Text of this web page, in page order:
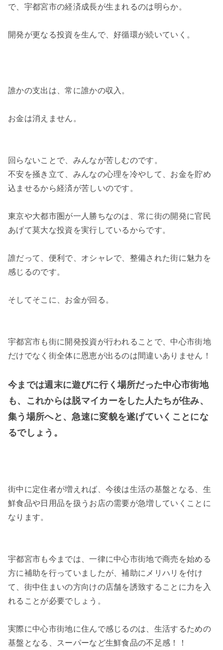
で、宇都宮市の経済成長が生まれるのは明らか。
開発が更なる投資を生んで、好循環が続いていく。
誰かの支出は、常に誰かの収入。
お金は消えません。
回らないことで、みんなが苦しむのです。
不安を掻き立て、みんなの心理を冷やして、お金を貯め
込ませるから経済が苦しいのです。
東京や大都市圏が一人勝ちなのは、常に街の開発に官民
あげて莫大な投資を実行しているからです。
誰だって、便利で、オシャレで、整備された街に魅力を
感じるのです。
そしてそこに、お金が回る。
宇都宮市も街に開発投資が行われることで、中心市街地
だけでなく街全体に恩恵が出るのは間違いありません！
今までは週末に遊びに行く場所だった中心市街地
も、これからは脱マイカーをした人たちが住み、
集う場所へと、急速に変貌を遂げていくことにな
るでしょう。
街中に定住者が増えれば、今後は生活の基盤となる、生
鮮食品や日用品を扱うお店の需要が急増していくことに
なります。
宇都宮市も今までは、一律に中心市街地で商売を始める
方に補助を行っていましたが、補助にメリハリを付け
て、街中住まいの方向けの店舗を誘致することに力を入
れることが必要でしょう。
実際に中心市街地に住んで感じるのは、生活するための
基盤となる、スーパーなど生鮮食品の不足感！！